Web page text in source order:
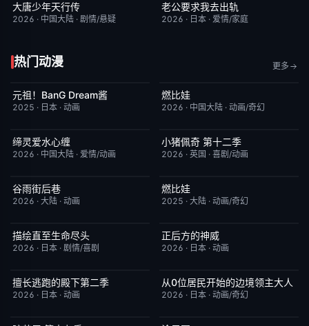
更新至第12集
大唐少年天行传
2026 · 中国大陆 · 剧情/悬疑
更新至第05集
老公要求我去出轨
2026 · 日本 · 爱情/家庭
热门动漫 更多
更新至第44集
元祖！BanG Dream酱
2025 · 日本 · 动画
今日更新
燃比娃
2026 · 中国大陆 · 动画/奇幻
更新至第02集
缔灵爱水心缠
2026 · 中国大陆 · 爱情/动画
更新至第3集
小猪佩奇 第十二季
2026 · 英国 · 喜剧/动画
更新至第2集
谷雨街后巷
2026 · 大陆 · 动画
HD国语
燃比娃
2025 · 大陆 · 动画/奇幻
更新至第06集
描绘直至生命尽头
2026 · 日本 · 剧情/喜剧
更新至第06集
正后方的神威
2026 · 日本 · 动画
更新至第04集
擅长逃跑的殿下第二季
2026 · 日本 · 动画
更新至第06集 1.0
从0位居民开始的边境领主大人
2026 · 日本 · 动画/奇幻